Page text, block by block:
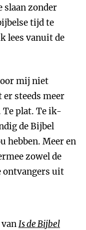
slaan zonder
tijd te
lees vanuit de
mij niet
steeds meer
plat. Te ik-
de Bijbel
hebben. Meer en
zowel de
ontvangers uit
Is de Bijbel